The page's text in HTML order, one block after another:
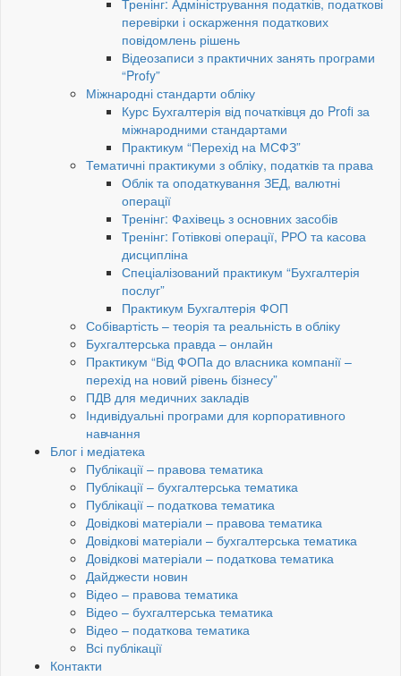
Тренінг: Адміністрування податків, податкові
перевірки і оскарження податкових
повідомлень рішень
Відеозаписи з практичних занять програми
“Profy”
Міжнародні стандарти обліку
Курс Бухгалтерія від початківця до Profi за
міжнародними стандартами
Практикум “Перехід на МСФЗ”
Тематичні практикуми з обліку, податків та права
Облік та оподаткування ЗЕД, валютні
операції
Тренінг: Фахівець з основних засобів
Тренінг: Готівкові операції, PРO та касова
дисципліна
Спеціалізований практикум “Бухгалтерія
послуг”
Практикум Бухгалтерія ФОП
Собівартість – теорія та реальність в обліку
Бухгалтерська правда – онлайн
Практикум “Від ФОПа до власника компанії –
перехід на новий рівень бізнесу”
ПДВ для медичних закладів
Індивідуальні програми для корпоративного
навчання
Блог і медіатека
Публікації – правова тематика
Публікації – бухгалтерська тематика
Публікації – податкова тематика
Довідкові матеріали – правова тематика
Довідкові матеріали – бухгалтерська тематика
Довідкові матеріали – податкова тематика
Дайджести новин
Відео – правова тематика
Відео – бухгалтерська тематика
Відео – податкова тематика
Всі публікації
Контакти